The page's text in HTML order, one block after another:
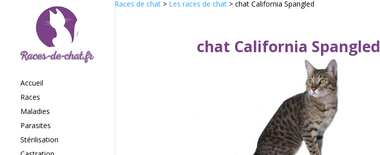
Accueil
Races
Maladies
Parasites
Stérilisation
Races de chat > Les races de chat > chat California Spangled
chat California Spangled